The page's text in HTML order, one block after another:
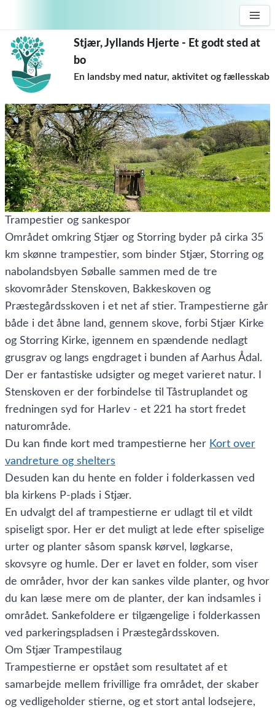
Stjær, Jyllands Hjerte - Et godt sted at
bo
En landsby med natur, aktivitet og fællesskab
Trampestier og sankespor
Området omkring Stjær og Storring byder på cirka 35
km skønne trampestier, som binder Stjær, Storring og
nabolandsbyen Søballe sammen med de tre
skovområder Stenskoven, Bakkeskoven og
Præstegårdsskoven i et net af stier. Trampestierne går
både i det åbne land, gennem skove, forbi Stjær Kirke
og Storring Kirke, igennem en spændende nedlagt
grusgrav og langs engdraget i bunden af Aarhus Ådal.
Der er fantastiske udsigter og meget varieret natur. I
Stenskoven er der forbindelse til Tåstruplandet og
fredningen syd for Harlev - et 221 ha stort fredet
naturområde.
Du kan finde kort med trampestierne her Kort over
vandreture og shelters
Desuden kan du hente en folder i folderkassen ved
bla kirkens P-plads i Stjær.
En udvalgt del af trampestierne er udlagt til et vildt
spiseligt spor. Her er det muligt at lede efter spiselige
urter og planter såsom spansk kørvel, løgkarse,
skovsyre og humle. Der er lavet en folder, som viser
de områder, hvor der kan sankes vilde planter, og hvor
du kan læse mere om de planter, der kan indsamles i
området. Sankefoldere er tilgængelige i folderkassen
ved parkeringspladsen i Præstegårdsskoven.
Om Stjær Trampestilaug
Trampestierne er opstået som resultatet af et
samarbejde mellem frivillige fra området, der skaber
og vedligeholder stierne, og et stort antal lodsejere,